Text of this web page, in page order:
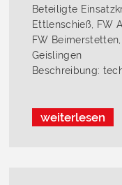
Beteiligte
Ettlenschieß, FW
FW
Geislingen
Beschreibung:
weiterlesen